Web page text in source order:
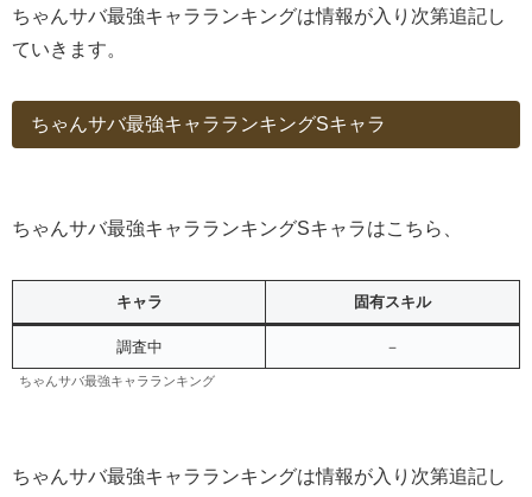
ちゃんサバ最強キャラランキングは情報が入り次第追記し
ていきます。
ちゃんサバ最強キャラランキングSキャラ
ちゃんサバ最強キャラランキングSキャラはこちら、
キャラ 固有スキル
調査中 －
ちゃんサバ最強キャラランキング
ちゃんサバ最強キャラランキングは情報が入り次第追記し